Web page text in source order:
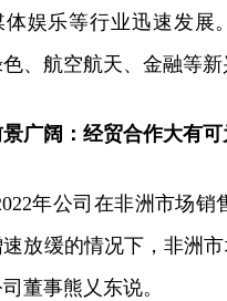
体娱乐等行业迅速发展
、航空航天、金融等新
广阔：经贸合作大有可
年公司在非洲市场
放缓的情况下，非洲
董事熊乂东说。